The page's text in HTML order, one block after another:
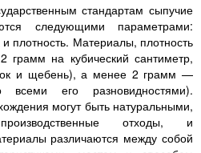
стандартам сыпучие
следующими параметрами:
плотность. Материалы, плотность
грамм на кубический сантиметр,
и щебень), а менее 2 грамм —
всеми его разновидностями).
могут быть натуральными,
отходы, и
различаются между собой